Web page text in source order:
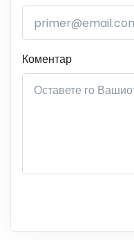
Коментар